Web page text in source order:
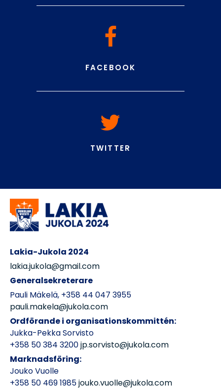
FACEBOOK
TWITTER
Lakia-Jukola 2024
lakia.jukola@gmail.com
Generalsekreterare
Pauli Mäkelä, +358 44 047 3955
pauli.makela@jukola.com
Ordförande i organisationskommittén:
Jukka-Pekka Sorvisto
+358 50 384 3200jp.sorvisto@jukola.com
Marknadsföring:
Jouko Vuolle
+358 50 469 1985jouko.vuolle@jukola.com